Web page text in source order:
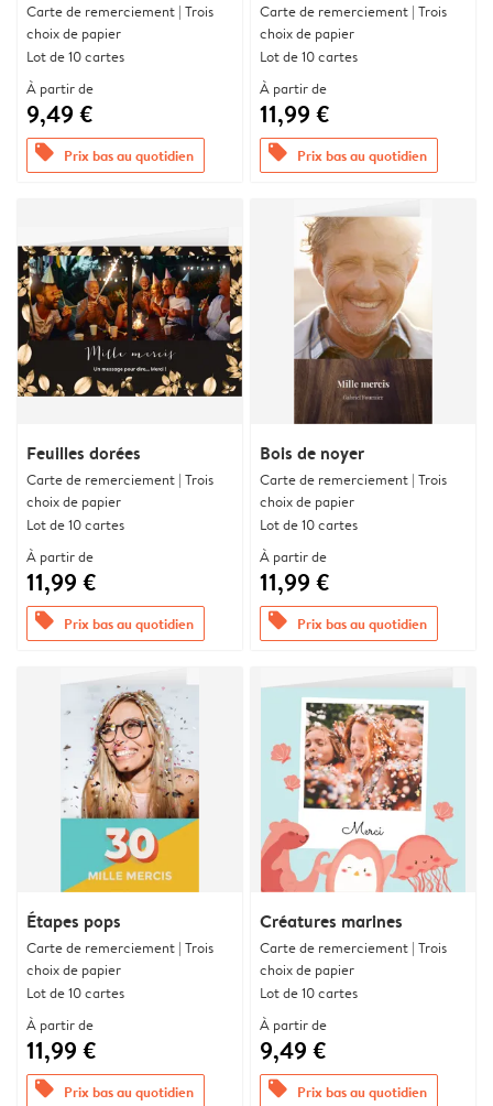
Carte de remerciement | Trois
choix de papier
Lot de 10 cartes
À partir de
9,49 €
offers Prix bas au quotidien
Carte de remerciement | Trois
choix de papier
Lot de 10 cartes
À partir de
11,99 €
offers Prix bas au quotidien
Feuilles dorées
Carte de remerciement | Trois
choix de papier
Lot de 10 cartes
À partir de
11,99 €
offers Prix bas au quotidien
Bois de noyer
Carte de remerciement | Trois
choix de papier
Lot de 10 cartes
À partir de
11,99 €
offers Prix bas au quotidien
Étapes pops
Carte de remerciement | Trois
choix de papier
Lot de 10 cartes
À partir de
11,99 €
offers Prix bas au quotidien
Créatures marines
Carte de remerciement | Trois
choix de papier
Lot de 10 cartes
À partir de
9,49 €
offers Prix bas au quotidien